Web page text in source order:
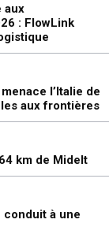
aux
: FlowLink
l’Italie de
aux frontières
km de Midelt
conduit à une